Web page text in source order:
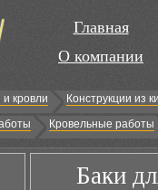
Главная
О компании
кровли
Конструкции из
Кровельные работы
Баки